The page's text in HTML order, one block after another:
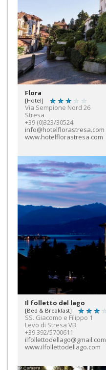
Flora
[Hotel]
Via Sempione Nord 26
Stresa
+39 (0)323/30524
info@hotelflorastresa.com
www.hotelflorastresa.com
Il folletto del lago
[Bed & Breakfast]
SS. Giacomo e Filippo 1
Levo di Stresa VB
+39 392/5700611
ilfollettodellago@gmail.com
www.ilfollettodellago.com